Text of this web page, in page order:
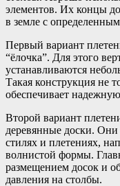
элементов. Их концы
в земле с
Первый вариант
“ёлочка”. Для этого
устанавливаются
Такая конструкция не
обеспечивает
Второй вариант
деревянные доски.
стилях и плетениях,
волнистой формы.
размещением досок и
давления на столбы.